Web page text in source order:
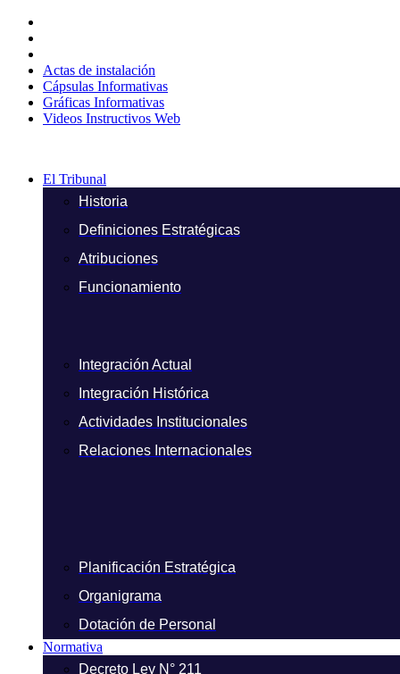
contenido
Actas de instalación
Cápsulas Informativas
Gráficas Informativas
Videos Instructivos Web
El Tribunal
Historia
Definiciones Estratégicas
Atribuciones
Funcionamiento
Integración Actual
Integración Histórica
Actividades Institucionales
Relaciones Internacionales
Planificación Estratégica
Organigrama
Dotación de Personal
Normativa
Decreto Ley N° 211